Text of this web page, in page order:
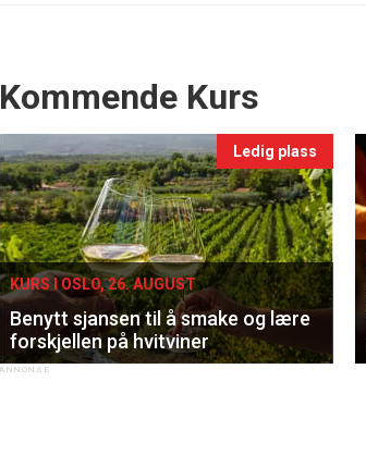
Events
Kommende Kurs
Ledig plass
KURS I OSLO, 26. AUGUST
Benytt sjansen til å smake og lære
forskjellen på hvitviner